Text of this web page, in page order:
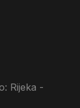
Rijeka -